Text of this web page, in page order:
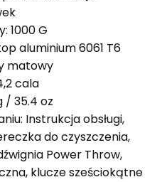
1000 G
aluminium 6061 T6
matowy
cala
/ 35.4 oz
Instrukcja obsługi,
do czyszczenia,
Power Throw,
klucze sześciokątne